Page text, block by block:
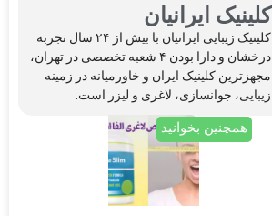
کلینیک ایرانیان
کلینیک‌ زیبایی ایرانیان با بیش از ۲۴ سال تجربه
درخشان و دارا بودن ۴ شعبه تخصصی در تهران،
مجهزترین کلینیک ایران و خاورمیانه در زمینه
زیبایی، جوانسازی، لاغری و لیزر است.
همچنین بخوانید